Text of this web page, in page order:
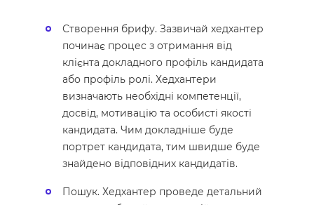
Створення брифу. Зазвичай хедхантер
починає процес з отримання від
клієнта докладного профіль кандидата
або профіль ролі. Хедхантери
визначають необхідні компетенції,
досвід, мотивацію та особисті якості
кандидата. Чим докладніше буде
портрет кандидата, тим швидше буде
знайдено відповідних кандидатів.
Пошук. Хедхантер проведе детальний